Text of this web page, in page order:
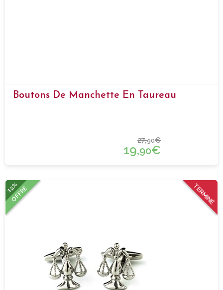
Boutons De Manchette En Taureau
27,90€
19,90€
TERMINÉ
12%
OFFRE